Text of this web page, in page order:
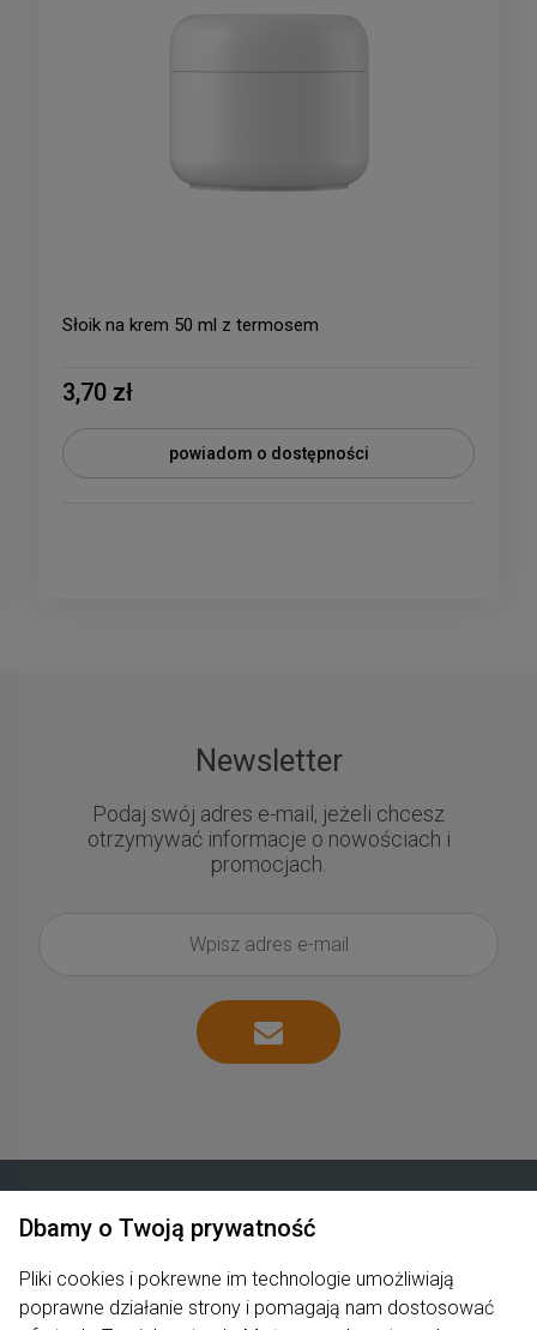
Słoik na krem 50 ml z termosem
3,70 zł
powiadom o dostępności
Newsletter
Podaj swój adres e-mail, jeżeli chcesz
otrzymywać informacje o nowościach i
promocjach.
Produkty
Dbamy o Twoją prywatność
Pliki cookies i pokrewne im technologie umożliwiają
poprawne działanie strony i pomagają nam dostosować